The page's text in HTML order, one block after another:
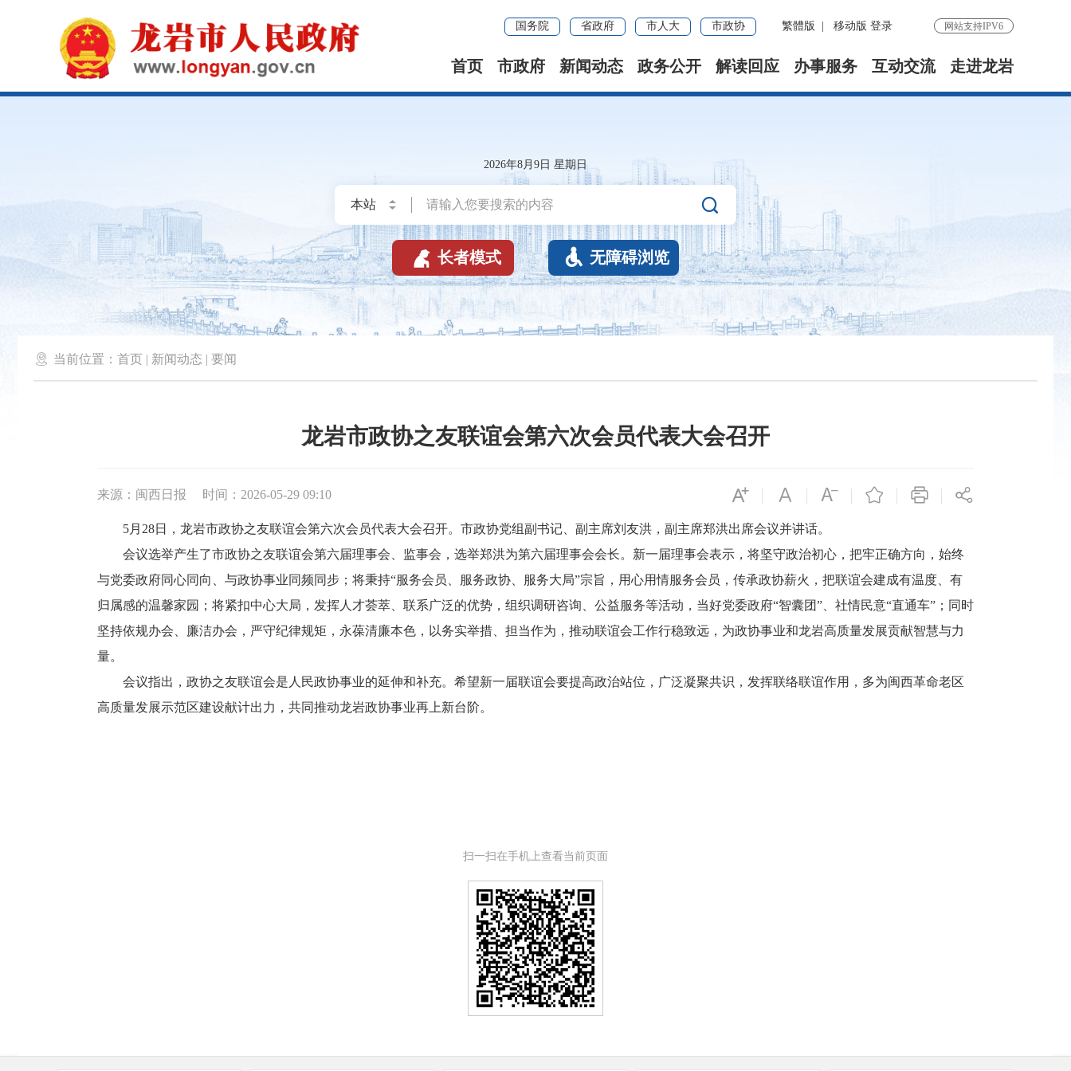
国务院 省政府 市人大 市政协 繁體版 移动版 登录 网站支持IPV6
首页 市政府 新闻动态 政务公开 解读回应 办事服务 互动交流 走进龙岩
2026年8月9日 星期日

 长者模式  无障碍浏览
 当前位置： 首页 | 新闻动态 | 要闻
龙岩市政协之友联谊会第六次会员代表大会召开
来源：闽西日报 时间：2026-05-29 09:10
5月28日，龙岩市政协之友联谊会第六次会员代表大会召开。市政协党组副书记、副主席刘友洪，副主席郑洪出席会议并讲话。
会议选举产生了市政协之友联谊会第六届理事会、监事会，选举郑洪为第六届理事会会长。新一届理事会表示，将坚守政治初心，把牢正确方向，始终
与党委政府同心同向、与政协事业同频同步；将秉持“服务会员、服务政协、服务大局”宗旨，用心用情服务会员，传承政协薪火，把联谊会建成有温度、有
归属感的温馨家园；将紧扣中心大局，发挥人才荟萃、联系广泛的优势，组织调研咨询、公益服务等活动，当好党委政府“智囊团”、社情民意“直通车”；同时
坚持依规办会、廉洁办会，严守纪律规矩，永葆清廉本色，以务实举措、担当作为，推动联谊会工作行稳致远，为政协事业和龙岩高质量发展贡献智慧与力
量。
会议指出，政协之友联谊会是人民政协事业的延伸和补充。希望新一届联谊会要提高政治站位，广泛凝聚共识，发挥联络联谊作用，多为闽西革命老区
高质量发展示范区建设献计出力，共同推动龙岩政协事业再上新台阶。
扫一扫在手机上查看当前页面